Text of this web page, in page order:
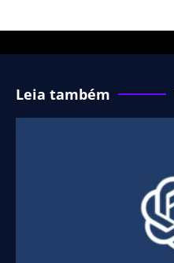
Leia também